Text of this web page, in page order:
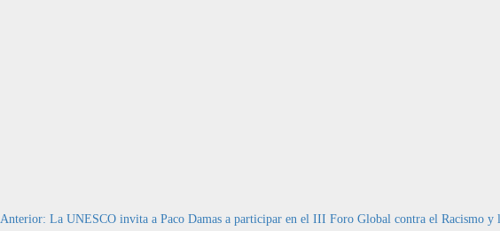
Navegación
Anterior: La UNESCO invita a Paco Damas a participar en el III Foro Global contra el Racismo y